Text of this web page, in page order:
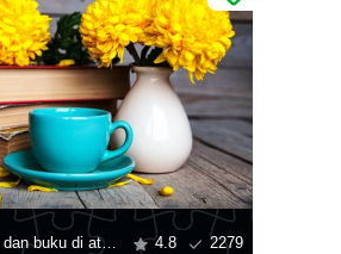
Krisan kuning dan buku di atas meja 4.8 2279